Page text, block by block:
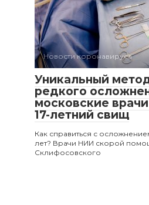
Новости коронавируса
Уникальный
редкого
московские
17-летний свищ
Как справиться с
лет? Врачи НИИ скорой
Склифосовского